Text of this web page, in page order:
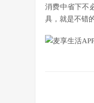
消费中省下不
具，就是不错